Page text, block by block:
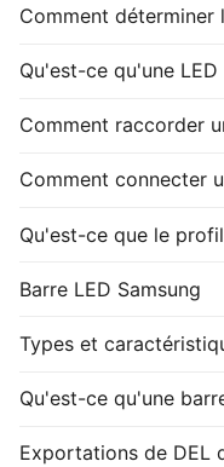
Comment déterminer
Qu'est-ce qu'une LED
Comment raccorder
Comment connecter
Qu'est-ce que le
Barre LED Samsung
Types et
Qu'est-ce qu'une
Exportations de DEL